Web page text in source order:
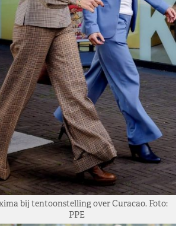
bij tentoonstelling over Curacao. Foto:
PPE